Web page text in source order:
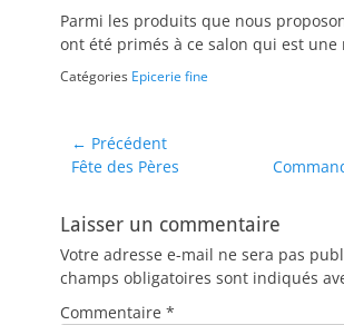
Parmi les produits que nous
ont été primés à ce salon qui est une
Catégories Epicerie fine
Navigation
de
← Précédent
Article
Fête des Pères
Article
Laisser un commentaire
Votre adresse e-mail ne sera pas
champs obligatoires sont indiqués
Commentaire *